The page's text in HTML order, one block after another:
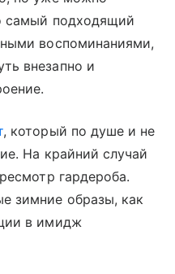
самый подходящий
воспоминаниями,
внезапно и
, который по душе и не
На крайний случай
гардероба.
зимние образы, как
в имидж